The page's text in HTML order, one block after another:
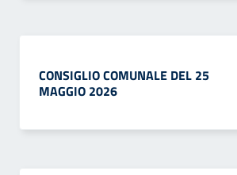
CONSIGLIO COMUNALE DEL 25
MAGGIO 2026